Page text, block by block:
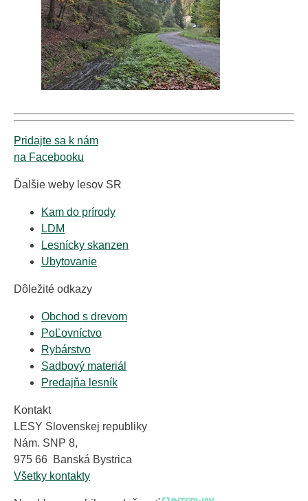
Pridajte sa k nám
na Facebooku
Ďalšie weby lesov SR
Kam do prírody
LDM
Lesnícky skanzen
Ubytovanie
Dôležité odkazy
Obchod s drevom
PoĽovníctvo
Rybárstvo
Sadbový materiál
Predajňa lesník
Kontakt
LESY Slovenskej republiky
Nám. SNP 8,
975 66 Banská Bystrica
Všetky kontakty